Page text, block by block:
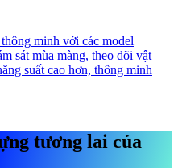
minh với các model
sát mùa màng, theo dõi vật
suất cao hơn, thông minh
tương lai của